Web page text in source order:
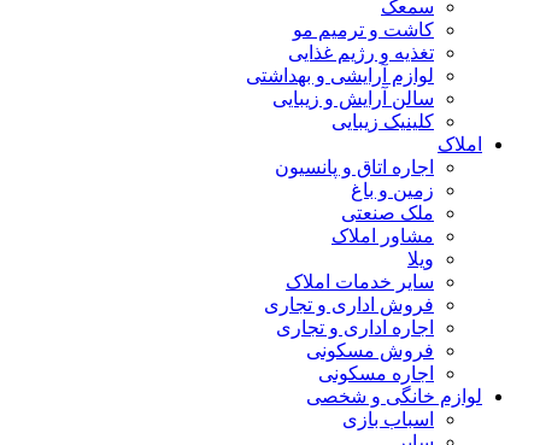
سمعک
کاشت و ترمیم مو
تغذیه و رژیم غذایی
لوازم آرایشی و بهداشتی
سالن آرایش و زیبایی
کلینیک زیبایی
املاک
اجاره اتاق و پانسیون
زمین و باغ
ملک صنعتی
مشاور املاک
ویلا
سایر خدمات املاک
فروش اداری و تجاری
اجاره اداری و تجاری
فروش مسکونی
اجاره مسکونی
لوازم خانگی و شخصی
اسباب بازی